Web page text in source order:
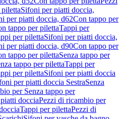
Sifoni per piatti doccia,
per piatti doccia, d62Con tappo per
tappo per pilettaTappi per
per pilettaSifoni per piatti doccia,
per piatti doccia, d90Con tappo per
tappo per pilettaSenza tappo per
tappo per pilettaTappi per
per pilettaSifoni per piatti doccia
per piatti doccia SestraSenza
per Senza tappo per
docciaPezzi di ricambio per
Tappi per pilettaPezzi di